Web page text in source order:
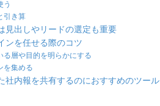
う
引き算
見出しやリードの選定も重要
ンを任せる際のコツ
る層や目的を明らかにする
を集める
社内報を共有するのにおすすめのツール